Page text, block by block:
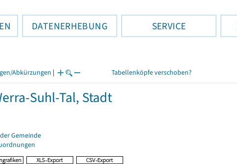
DATENERHEBUNG SERVICE
Abkürzungen | Tabellenköpfe verschoben?
Suhl-Tal, Stadt
Gemeinde